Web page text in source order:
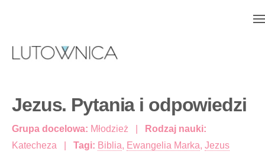
Jezus. Pytania i odpowiedzi
Grupa docelowa: Młodzież
Rodzaj nauki:
Katecheza
Tagi: Biblia, Ewangelia Marka, Jezus